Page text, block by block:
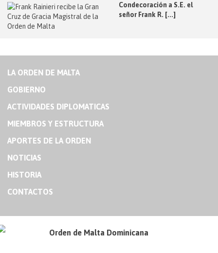
Condecoración a S.E. el
señor Frank R. [...]
LA ORDEN DE MALTA
GOBIERNO
ACTIVIDADES DIPLOMATICAS
MIEMBROS Y ESTRUCTURA
APORTES DE LA ORDEN
NOTICIAS
HISTORIA
CONTACTOS
Orden de Malta Dominicana